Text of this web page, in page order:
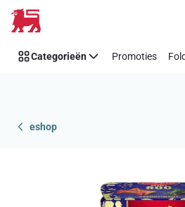
Overslaan
Categorieën Promoties
eshop